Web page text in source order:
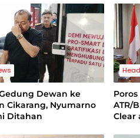
Dewan ke
Cikarang, Nyumarno
Ditahan
ATR/
Clear